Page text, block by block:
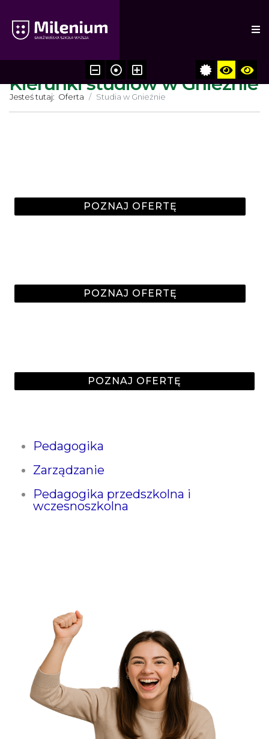
Jesteś tutaj: Oferta Studia w Gnieźnie
Studia zaoczne | Gniezno
Kierunki studiów w Gnieźnie
POZNAJ OFERTĘ
POZNAJ OFERTĘ
POZNAJ OFERTĘ
Pedagogika
Zarządzanie
Pedagogika przedszkolna i
wczesnoszkolna